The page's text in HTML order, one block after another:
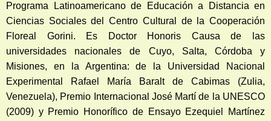
Programa Latinoamericano de Educación a Distancia en
Ciencias Sociales del Centro Cultural de la Cooperación
Floreal Gorini. Es Doctor Honoris Causa de las
universidades nacionales de Cuyo, Salta, Córdoba y
Misiones, en la Argentina: de la Universidad Nacional
Experimental Rafael María Baralt de Cabimas (Zulia,
Venezuela), Premio Internacional José Martí de la UNESCO
(2009) y Premio Honorífico de Ensayo Ezequiel Martínez